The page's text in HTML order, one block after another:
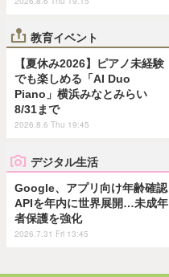
教育イベント
【夏休み2026】ピアノ未経験
でも楽しめる「AI Duo
Piano」横浜みなとみらい
8/31まで
2026.8.6 Thu 19:45
デジタル生活
Google、アプリ向け年齢確認
APIを年内に世界展開…未成年
者保護を強化
2026.7.31 Fri 13:45